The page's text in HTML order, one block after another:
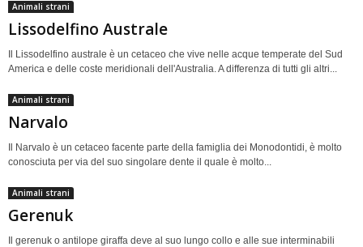
Animali strani
Lissodelfino Australe
Il Lissodelfino australe è un cetaceo che vive nelle acque temperate del Sud
America e delle coste meridionali dell'Australia. A differenza di tutti gli altri...
Animali strani
Narvalo
Il Narvalo è un cetaceo facente parte della famiglia dei Monodontidi, è molto
conosciuta per via del suo singolare dente il quale è molto...
Animali strani
Gerenuk
Il gerenuk o antilope giraffa deve al suo lungo collo e alle sue interminabili